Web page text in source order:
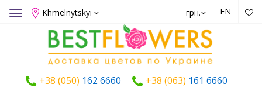
Toggle Khmelnytskyi EN
грн.
+38 (050) 162 6660 +38 (063) 161 6660